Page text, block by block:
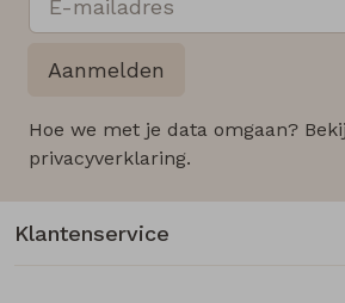
Aanmelden
Hoe we met je data omgaan?
privacyverklaring.
Klantenservice